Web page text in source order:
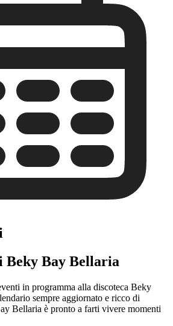
Beky Bay Bellaria
in programma alla discoteca Beky
sempre aggiornato e ricco di
Bellaria è pronto a farti vivere momenti